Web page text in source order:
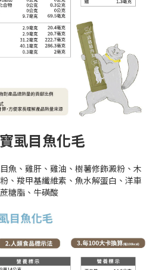
虱目魚化毛
魚、雞肝、雞油、樹薯修飾澱粉、木
、羧甲基纖維素、魚水解蛋白、洋車
糖脂、牛磺酸